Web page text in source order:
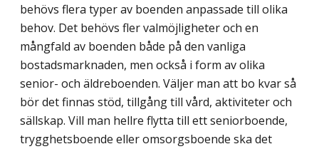
behövs flera typer av boenden anpassade till olika
behov. Det behövs fler valmöjligheter och en
mångfald av boenden både på den vanliga
bostadsmarknaden, men också i form av olika
senior- och äldreboenden. Väljer man att bo kvar så
bör det finnas stöd, tillgång till vård, aktiviteter och
sällskap. Vill man hellre flytta till ett seniorboende,
trygghetsboende eller omsorgsboende ska det